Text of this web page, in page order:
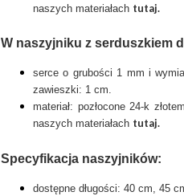
naszych materiałach tutaj.
W naszyjniku z serduszkiem
serce o grubości 1 mm i
zawieszki: 1 cm.
materiał: pozłocone 24-k
naszych materiałach tutaj.
Specyfikacja naszyjników:
dostępne długości: 40 cm, 45